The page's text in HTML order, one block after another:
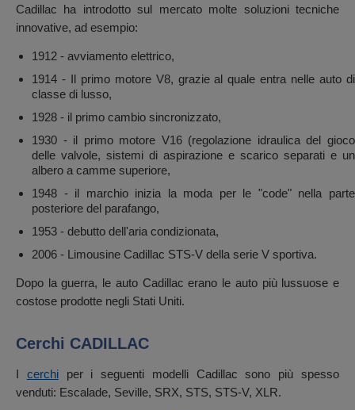
Cadillac ha introdotto sul mercato molte soluzioni tecniche
innovative, ad esempio:
1912 - avviamento elettrico,
1914 - Il primo motore V8, grazie al quale entra nelle auto di
classe di lusso,
1928 - il primo cambio sincronizzato,
1930 - il primo motore V16 (regolazione idraulica del gioco
delle valvole, sistemi di aspirazione e scarico separati e un
albero a camme superiore,
1948 - il marchio inizia la moda per le "code" nella parte
posteriore del parafango,
1953 - debutto dell'aria condizionata,
2006 - Limousine Cadillac STS-V della serie V sportiva.
Dopo la guerra, le auto Cadillac erano le auto più lussuose e
costose prodotte negli Stati Uniti.
Cerchi CADILLAC
I cerchiper i seguenti modelli Cadillac sono più spesso
venduti: Escalade, Seville, SRX, STS, STS-V, XLR.